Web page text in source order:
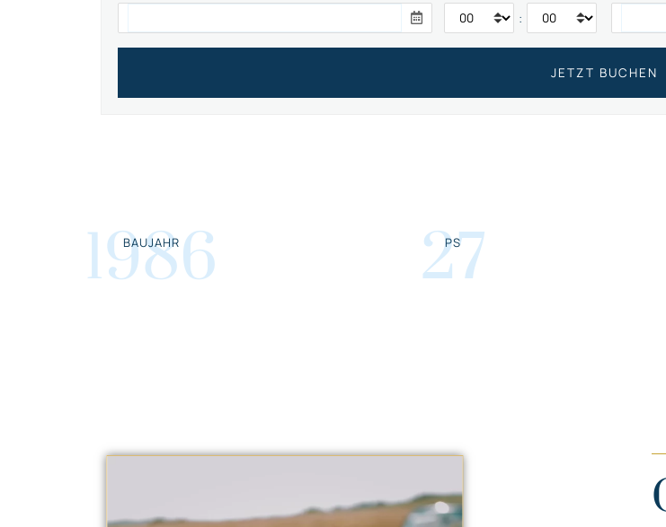
:
1986
BAUJAHR 27
PS